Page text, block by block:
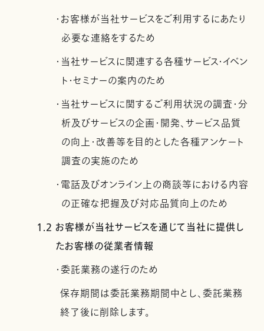
・お客様が当社サービスをご利用するにあたり
必要な連絡をするため
・当社サービスに関連する各種サービス・イベン
ト・セミナーの案内のため
・当社サービスに関するご利用状況の調査・分
析及びサービスの企画・開発、サービス品質
の向上・改善等を目的とした各種アンケート
調査の実施のため
・電話及びオンライン上の商談等における内容
の正確な把握及び対応品質向上のため
1.2 お客様が当社サービスを通じて当社に提供し
たお客様の従業者情報
・委託業務の遂行のため
保存期間は委託業務期間中とし、委託業務
終了後に削除します。